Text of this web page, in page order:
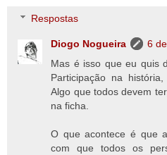
Respostas
Diogo Nogueira
6
Mas é isso que eu quis
Participação na
Algo que todos devem
na ficha.
O que acontece é que
com que todos os